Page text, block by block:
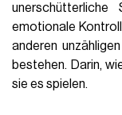
emotionale
anderen
bestehen. Darin,
sie es spielen.